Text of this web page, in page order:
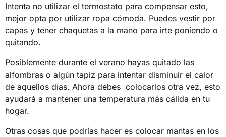
Intenta no utilizar el termostato para compensar esto,
mejor opta por utilizar ropa cómoda. Puedes vestir por
capas y tener chaquetas a la mano para irte poniendo o
quitando.
Posiblemente durante el verano hayas quitado las
alfombras o algún tapiz para intentar disminuir el calor
de aquellos días. Ahora debes colocarlos otra vez, esto
ayudará a mantener una temperatura más cálida en tu
hogar.
Otras cosas que podrías hacer es colocar mantas en los